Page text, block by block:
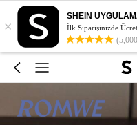
×
SHEIN
İlk Siparişinizde